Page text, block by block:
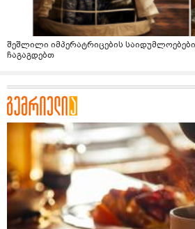
შეშლილი იმპერატრიცების
ჩაგაგდებთ